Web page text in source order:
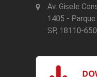
Av. Gisele
1405 -
SP, 18110-650